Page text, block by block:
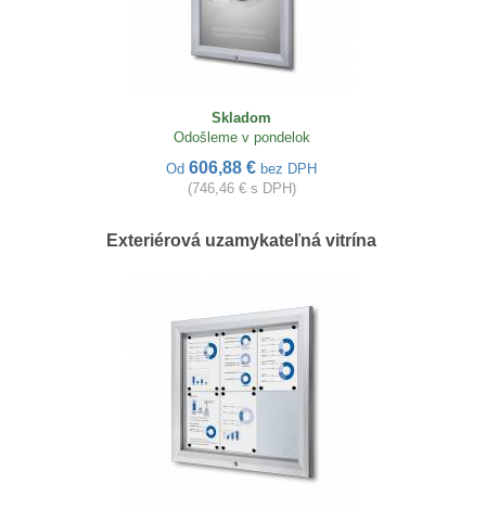
Skladom
Odošleme v pondelok
Od 606,88 € bez DPH
(746,46 € s DPH)
Exteriérová uzamykateľná vitrína